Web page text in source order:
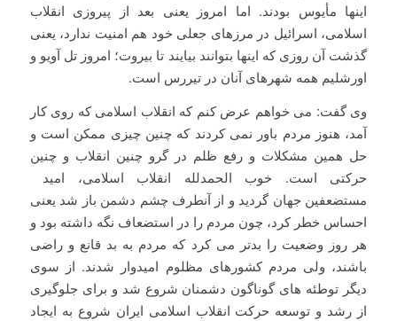
اینها مأیوس بودند. اما امروز یعنی بعد از پیروزی انقلاب
اسلامی، اسرائیل در مرزهای جعلی خود هم امنیت ندارد، یعنی
گذشت آن روزی که اینها بتوانند بیایند تا بیروت؛ امروز تل آویو و
اورشلیم همه شهرهای آنان در تیررس است.
وی گفت: می خواهم عرض کنم که انقلاب اسلامی که روی کار
آمد، هنوز مردم باور نمی کردند که چنین چیزی ممکن است و
حل همین مشکلات و رفع ظلم در گرو چنین انقلاب و چنین
حرکتی است. خوب الحمدلله انقلاب اسلامی، امید
مستضعفین جهان گردید و از آنطرف چشم دشمن باز شد یعنی
احساس خطر کرد، چون مردم را در استضعاف نگه داشته بود و
هر روز وضعیت را بدتر می کرد که مردم به بد قانع و راضی
باشند، ولی مردم کشورهای مظلوم امیدوار شدند. از سوی
دیگر توطئه های گوناگون دشمنان شروع شد و برای جلوگیری
از رشد و توسعه حرکت انقلاب اسلامی ایران شروع به ایجاد